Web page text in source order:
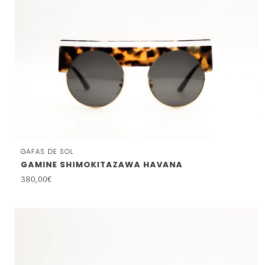
GAFAS DE SOL
GAMINE SHIMOKITAZAWA HAVANA
380,00€